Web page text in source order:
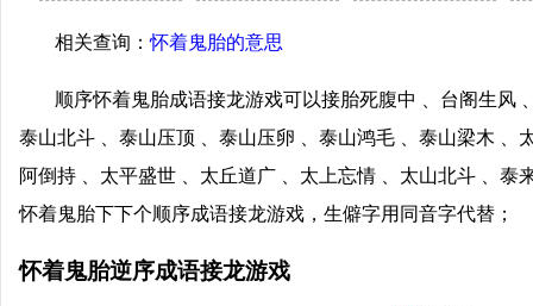
相关查询：怀着鬼胎的意思
顺序怀着鬼胎成语接龙游戏可以接胎死腹中 、台阁生风
泰山北斗 、泰山压顶 、泰山压卵 、泰山鸿毛 、泰山梁木 、
阿倒持 、太平盛世 、太丘道广 、太上忘情 、太山北斗 、泰
怀着鬼胎下下个顺序成语接龙游戏，生僻字用同音字代替；
怀着鬼胎逆序成语接龙游戏